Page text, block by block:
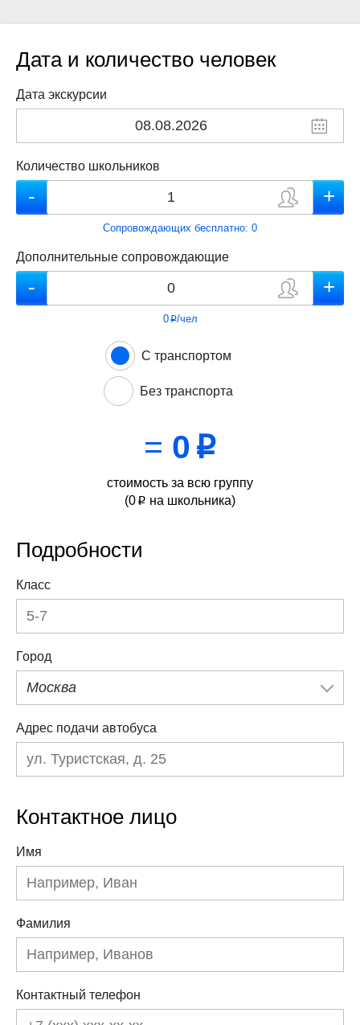
Дата и количество человек
Дата экскурсии
Количество школьников
Сопровождающих бесплатно: 0
Дополнительные сопровождающие
0p/чел
С транспортом
Без транспорта
= 0 p
стоимость за всю группу
(0 p на школьника)
Подробности
Класс
Город
Москва
Адрес подачи автобуса
Контактное лицо
Имя
Фамилия
Контактный телефон